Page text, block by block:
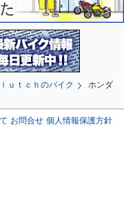
ｕｔｃｈのバイク
ホンダ
お問合せ 個人情報保護方針